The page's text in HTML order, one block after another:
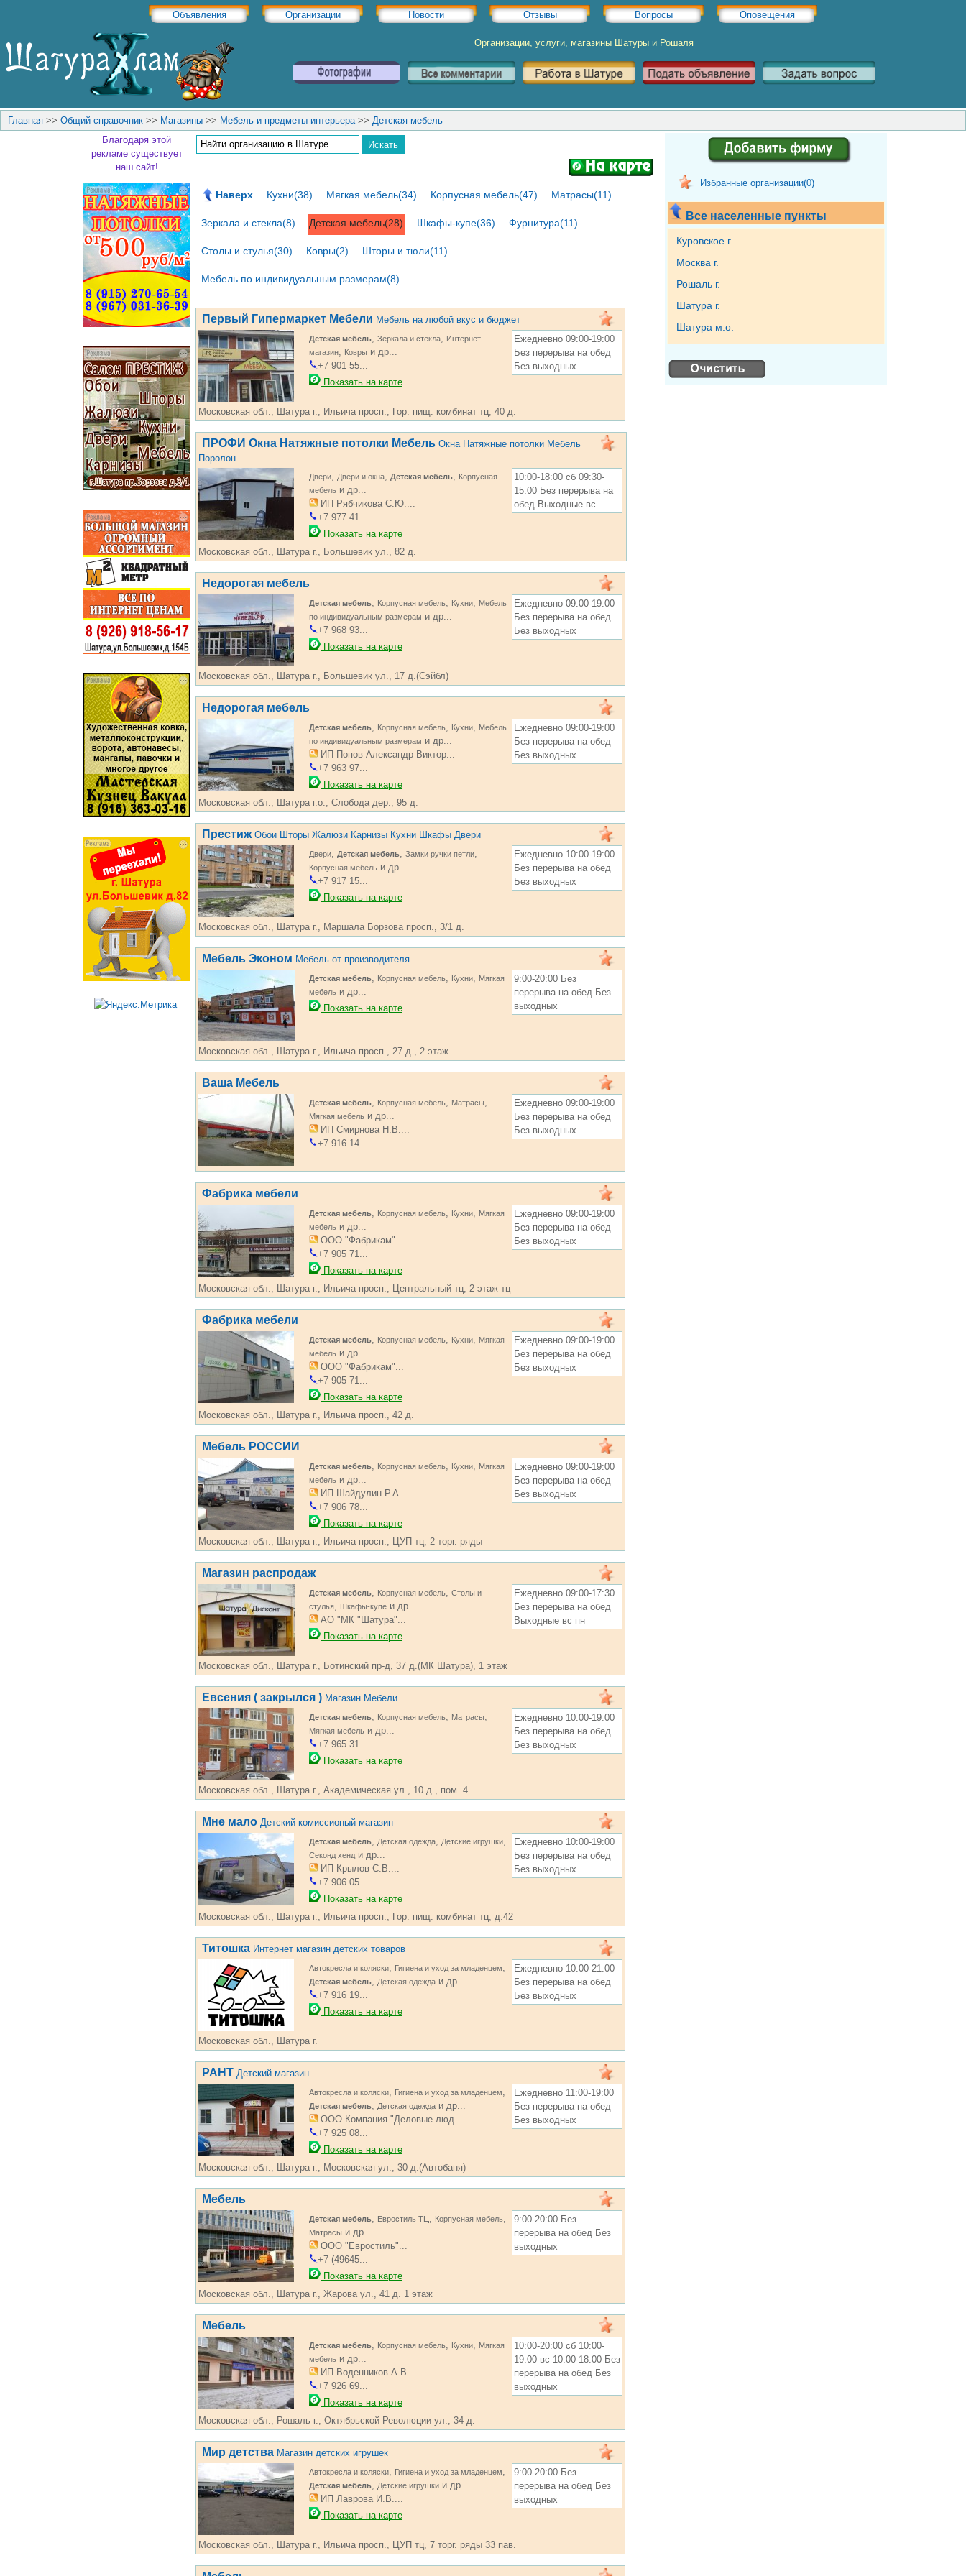
Объявления Организации Новости Отзывы Вопросы Оповещения
Организации, услуги, магазины Шатуры и Рошаля
Главная >> Общий справочник >> Магазины >> Мебель и предметы интерьера>> Детская мебель
Благодаря этой
рекламе существует
наш сайт!
Наверх Кухни(38) Мягкая мебель(34) Корпусная мебель(47) Матрасы(11)
Зеркала и стекла(8) Детская мебель(28) Шкафы-купе(36) Фурнитура(11)
Столы и стулья(30) Ковры(2) Шторы и тюли(11)
Мебель по индивидуальным размерам(8)
Первый Гипермаркет Мебели Мебель на любой вкус и бюджет
Детская мебель, Зеркала и стекла, Интернет-
магазин, Ковры и др...
+7 901 55...
Показать на карте
Ежедневно 09:00-19:00
Без перерыва на обед
Без выходных
Московская обл., Шатура г., Ильича просп., Гор. пищ. комбинат тц, 40 д.
ПРОФИ Окна Натяжные потолки Мебель Окна Натяжные потолки Мебель
Поролон
Двери, Двери и окна, Детская мебель, Корпусная
мебель и др...
ИП Рябчикова С.Ю....
+7 977 41...
Показать на карте
10:00-18:00 сб 09:30-
15:00 Без перерыва на
обед Выходные вс
Московская обл., Шатура г., Большевик ул., 82 д.
Недорогая мебель
Детская мебель, Корпусная мебель, Кухни, Мебель
по индивидуальным размерам и др...
+7 968 93...
Показать на карте
Ежедневно 09:00-19:00
Без перерыва на обед
Без выходных
Московская обл., Шатура г., Большевик ул., 17 д.(Сэйбл)
Недорогая мебель
Детская мебель, Корпусная мебель, Кухни, Мебель
по индивидуальным размерам и др...
ИП Попов Александр Виктор...
+7 963 97...
Показать на карте
Ежедневно 09:00-19:00
Без перерыва на обед
Без выходных
Московская обл., Шатура г.о., Слобода дер., 95 д.
Престиж Обои Шторы Жалюзи Карнизы Кухни Шкафы Двери
Двери, Детская мебель, Замки ручки петли,
Корпусная мебель и др...
+7 917 15...
Показать на карте
Ежедневно 10:00-19:00
Без перерыва на обед
Без выходных
Московская обл., Шатура г., Маршала Борзова просп., 3/1 д.
Мебель Эконом Мебель от производителя
Детская мебель, Корпусная мебель, Кухни, Мягкая
мебель и др...
Показать на карте
9:00-20:00 Без
перерыва на обед Без
выходных
Московская обл., Шатура г., Ильича просп., 27 д., 2 этаж
Ваша Мебель
Детская мебель, Корпусная мебель, Матрасы,
Мягкая мебель и др...
ИП Смирнова Н.В....
+7 916 14...
Ежедневно 09:00-19:00
Без перерыва на обед
Без выходных
Фабрика мебели
Детская мебель, Корпусная мебель, Кухни, Мягкая
мебель и др...
ООО "Фабрикам"...
+7 905 71...
Показать на карте
Ежедневно 09:00-19:00
Без перерыва на обед
Без выходных
Московская обл., Шатура г., Ильича просп., Центральный тц, 2 этаж тц
Фабрика мебели
Детская мебель, Корпусная мебель, Кухни, Мягкая
мебель и др...
ООО "Фабрикам"...
+7 905 71...
Показать на карте
Ежедневно 09:00-19:00
Без перерыва на обед
Без выходных
Московская обл., Шатура г., Ильича просп., 42 д.
Мебель РОССИИ
Детская мебель, Корпусная мебель, Кухни, Мягкая
мебель и др...
ИП Шайдулин Р.А....
+7 906 78...
Показать на карте
Ежедневно 09:00-19:00
Без перерыва на обед
Без выходных
Московская обл., Шатура г., Ильича просп., ЦУП тц, 2 торг. ряды
Магазин распродаж
Детская мебель, Корпусная мебель, Столы и
стулья, Шкафы-купе и др...
АО "МК "Шатура"...
Показать на карте
Ежедневно 09:00-17:30
Без перерыва на обед
Выходные вс пн
Московская обл., Шатура г., Ботинский пр-д, 37 д.(МК Шатура), 1 этаж
Евсения ( закрылся ) Магазин Мебели
Детская мебель, Корпусная мебель, Матрасы,
Мягкая мебель и др...
+7 965 31...
Показать на карте
Ежедневно 10:00-19:00
Без перерыва на обед
Без выходных
Московская обл., Шатура г., Академическая ул., 10 д., пом. 4
Мне мало Детский комиссионый магазин
Детская мебель, Детская одежда, Детские игрушки,
Секонд хенди др...
ИП Крылов С.В....
+7 906 05...
Показать на карте
Ежедневно 10:00-19:00
Без перерыва на обед
Без выходных
Московская обл., Шатура г., Ильича просп., Гор. пищ. комбинат тц, д.42
Титошка Интернет магазин детских товаров
Автокресла и коляски, Гигиена и уход за младенцем,
Детская мебель, Детская одежда и др...
+7 916 19...
Показать на карте
Ежедневно 10:00-21:00
Без перерыва на обед
Без выходных
Московская обл., Шатура г.
РАНТ Детский магазин.
Автокресла и коляски, Гигиена и уход за младенцем,
Детская мебель, Детская одежда и др...
ООО Компания "Деловые люд...
+7 925 08...
Показать на карте
Ежедневно 11:00-19:00
Без перерыва на обед
Без выходных
Московская обл., Шатура г., Московская ул., 30 д.(Автобаня)
Мебель
Детская мебель, Евростиль ТЦ, Корпусная мебель,
Матрасы и др...
ООО "Евростиль"...
+7 (49645...
Показать на карте
9:00-20:00 Без
перерыва на обед Без
выходных
Московская обл., Шатура г., Жарова ул., 41 д. 1 этаж
Мебель
Детская мебель, Корпусная мебель, Кухни, Мягкая
мебель и др...
ИП Воденников А.В....
+7 926 69...
Показать на карте
10:00-20:00 сб 10:00-
19:00 вс 10:00-18:00 Без
перерыва на обед Без
выходных
Московская обл., Рошаль г., Октябрьской Революции ул., 34 д.
Мир детства Магазин детских игрушек
Автокресла и коляски, Гигиена и уход за младенцем,
Детская мебель, Детские игрушки и др...
ИП Лаврова И.В....
Показать на карте
9:00-20:00 Без
перерыва на обед Без
выходных
Московская обл., Шатура г., Ильича просп., ЦУП тц, 7 торг. ряды 33 пав.
Избранные организации(0)
Все населенные пункты
Куровское г.
Москва г.
Рошаль г.
Шатура г.
Шатура м.о.